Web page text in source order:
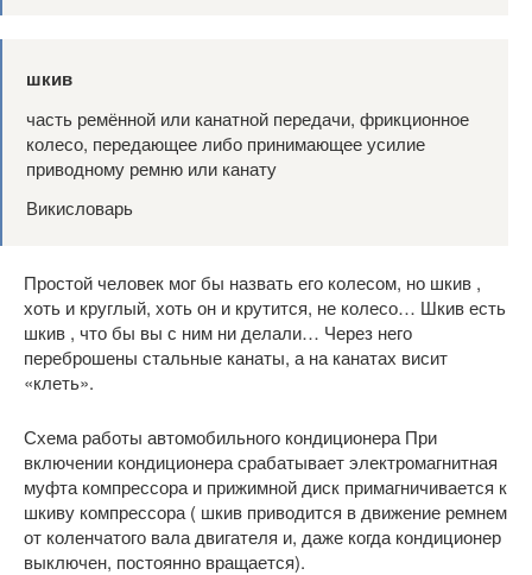
шкив
часть ремённой или канатной передачи, фрикционное
колесо, передающее либо принимающее усилие
приводному ремню или канату
Викисловарь
Простой человек мог бы назвать его колесом, но шкив ,
хоть и круглый, хоть он и крутится, не колесо… Шкив есть
шкив , что бы вы с ним ни делали… Через него
переброшены стальные канаты, а на канатах висит
«клеть».
Схема работы автомобильного кондиционера При
включении кондиционера срабатывает электромагнитная
муфта компрессора и прижимной диск примагничивается к
шкиву компрессора ( шкив приводится в движение ремнем
от коленчатого вала двигателя и, даже когда кондиционер
выключен, постоянно вращается).